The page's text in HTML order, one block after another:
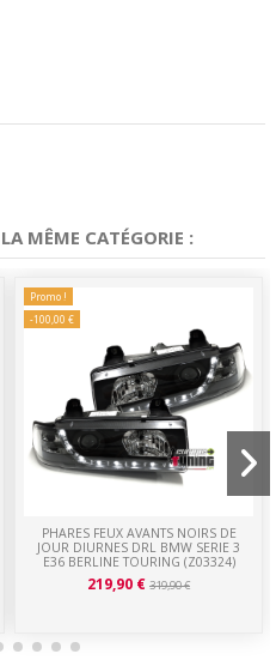
MÊME CATÉGORIE :
Promo !
-100,00 €
PHARES FEUX AVANTS NOIRS DE
JOUR DIURNES DRL BMW SERIE 3
E36 BERLINE TOURING (Z03324)
219,90 € 319,90 €